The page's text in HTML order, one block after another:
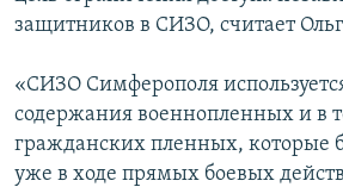
защитников в СИЗО, считает
«СИЗО Симферополя
содержания военнопленных и в
гражданских пленных, которые
уже в ходе прямых боевых